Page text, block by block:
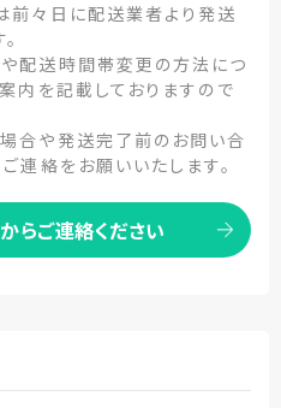
前々日に配送業者より発送
配送時間帯変更の方法につ
内を記載しておりますので
合や発送完了前のお問い合
連絡をお願いいたします。
らご連絡ください